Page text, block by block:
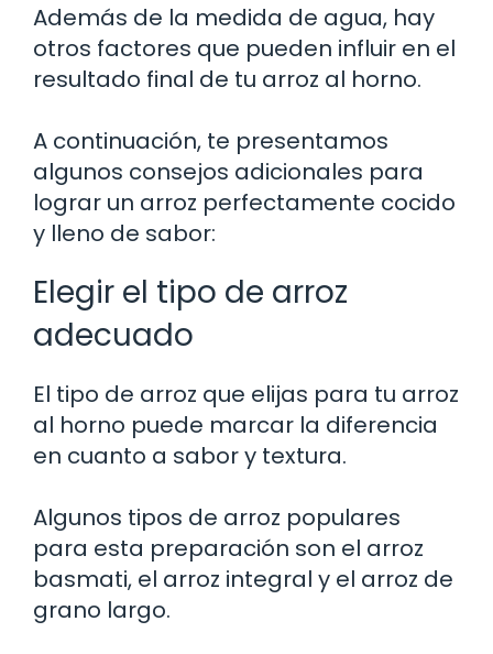
Además de la medida de agua, hay
otros factores que pueden influir en el
resultado final de tu arroz al horno.
A continuación, te presentamos
algunos consejos adicionales para
lograr un arroz perfectamente cocido
y lleno de sabor:
Elegir el tipo de arroz
adecuado
El tipo de arroz que elijas para tu arroz
al horno puede marcar la diferencia
en cuanto a sabor y textura.
Algunos tipos de arroz populares
para esta preparación son el arroz
basmati, el arroz integral y el arroz de
grano largo.